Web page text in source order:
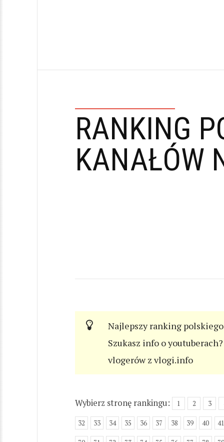
RANKING
KANAŁÓW
Najlepszy ranking
Szukasz info o
vlogerów z vlogi.info
Wybierz stronę rankingu: 1 2 3
32 33 34 35 36 37 38 39 40 41